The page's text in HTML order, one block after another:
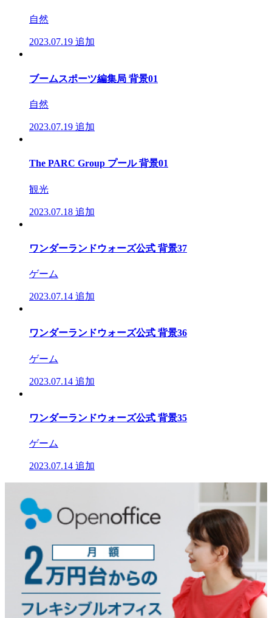
自然
2023.07.19 追加
ブームスポーツ編集局 背景01
自然
2023.07.19 追加
The PARC Group プール 背景01
観光
2023.07.18 追加
ワンダーランドウォーズ公式 背景37
ゲーム
2023.07.14 追加
ワンダーランドウォーズ公式 背景36
ゲーム
2023.07.14 追加
ワンダーランドウォーズ公式 背景35
ゲーム
2023.07.14 追加